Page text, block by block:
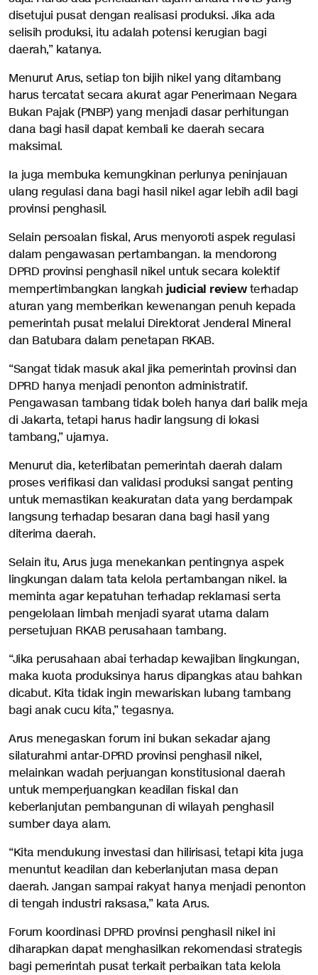
disetujui pusat dengan realisasi produksi. Jika ada
selisih produksi, itu adalah potensi kerugian bagi
daerah,” katanya.
Menurut Arus, setiap ton bijih nikel yang ditambang
harus tercatat secara akurat agar Penerimaan Negara
Bukan Pajak (PNBP) yang menjadi dasar perhitungan
dana bagi hasil dapat kembali ke daerah secara
maksimal.
Ia juga membuka kemungkinan perlunya peninjauan
ulang regulasi dana bagi hasil nikel agar lebih adil bagi
provinsi penghasil.
Selain persoalan fiskal, Arus menyoroti aspek regulasi
dalam pengawasan pertambangan. Ia mendorong
DPRD provinsi penghasil nikel untuk secara kolektif
mempertimbangkan langkah judicial reviewterhadap
aturan yang memberikan kewenangan penuh kepada
pemerintah pusat melalui Direktorat Jenderal Mineral
dan Batubara dalam penetapan RKAB.
“Sangat tidak masuk akal jika pemerintah provinsi dan
DPRD hanya menjadi penonton administratif.
Pengawasan tambang tidak boleh hanya dari balik meja
di Jakarta, tetapi harus hadir langsung di lokasi
tambang,” ujarnya.
Menurut dia, keterlibatan pemerintah daerah dalam
proses verifikasi dan validasi produksi sangat penting
untuk memastikan keakuratan data yang berdampak
langsung terhadap besaran dana bagi hasil yang
diterima daerah.
Selain itu, Arus juga menekankan pentingnya aspek
lingkungan dalam tata kelola pertambangan nikel. Ia
meminta agar kepatuhan terhadap reklamasi serta
pengelolaan limbah menjadi syarat utama dalam
persetujuan RKAB perusahaan tambang.
“Jika perusahaan abai terhadap kewajiban lingkungan,
maka kuota produksinya harus dipangkas atau bahkan
dicabut. Kita tidak ingin mewariskan lubang tambang
bagi anak cucu kita,” tegasnya.
Arus menegaskan forum ini bukan sekadar ajang
silaturahmi antar-DPRD provinsi penghasil nikel,
melainkan wadah perjuangan konstitusional daerah
untuk memperjuangkan keadilan fiskal dan
keberlanjutan pembangunan di wilayah penghasil
sumber daya alam.
“Kita mendukung investasi dan hilirisasi, tetapi kita juga
menuntut keadilan dan keberlanjutan masa depan
daerah. Jangan sampai rakyat hanya menjadi penonton
di tengah industri raksasa,” kata Arus.
Forum koordinasi DPRD provinsi penghasil nikel ini
diharapkan dapat menghasilkan rekomendasi strategis
bagi pemerintah pusat terkait perbaikan tata kelola